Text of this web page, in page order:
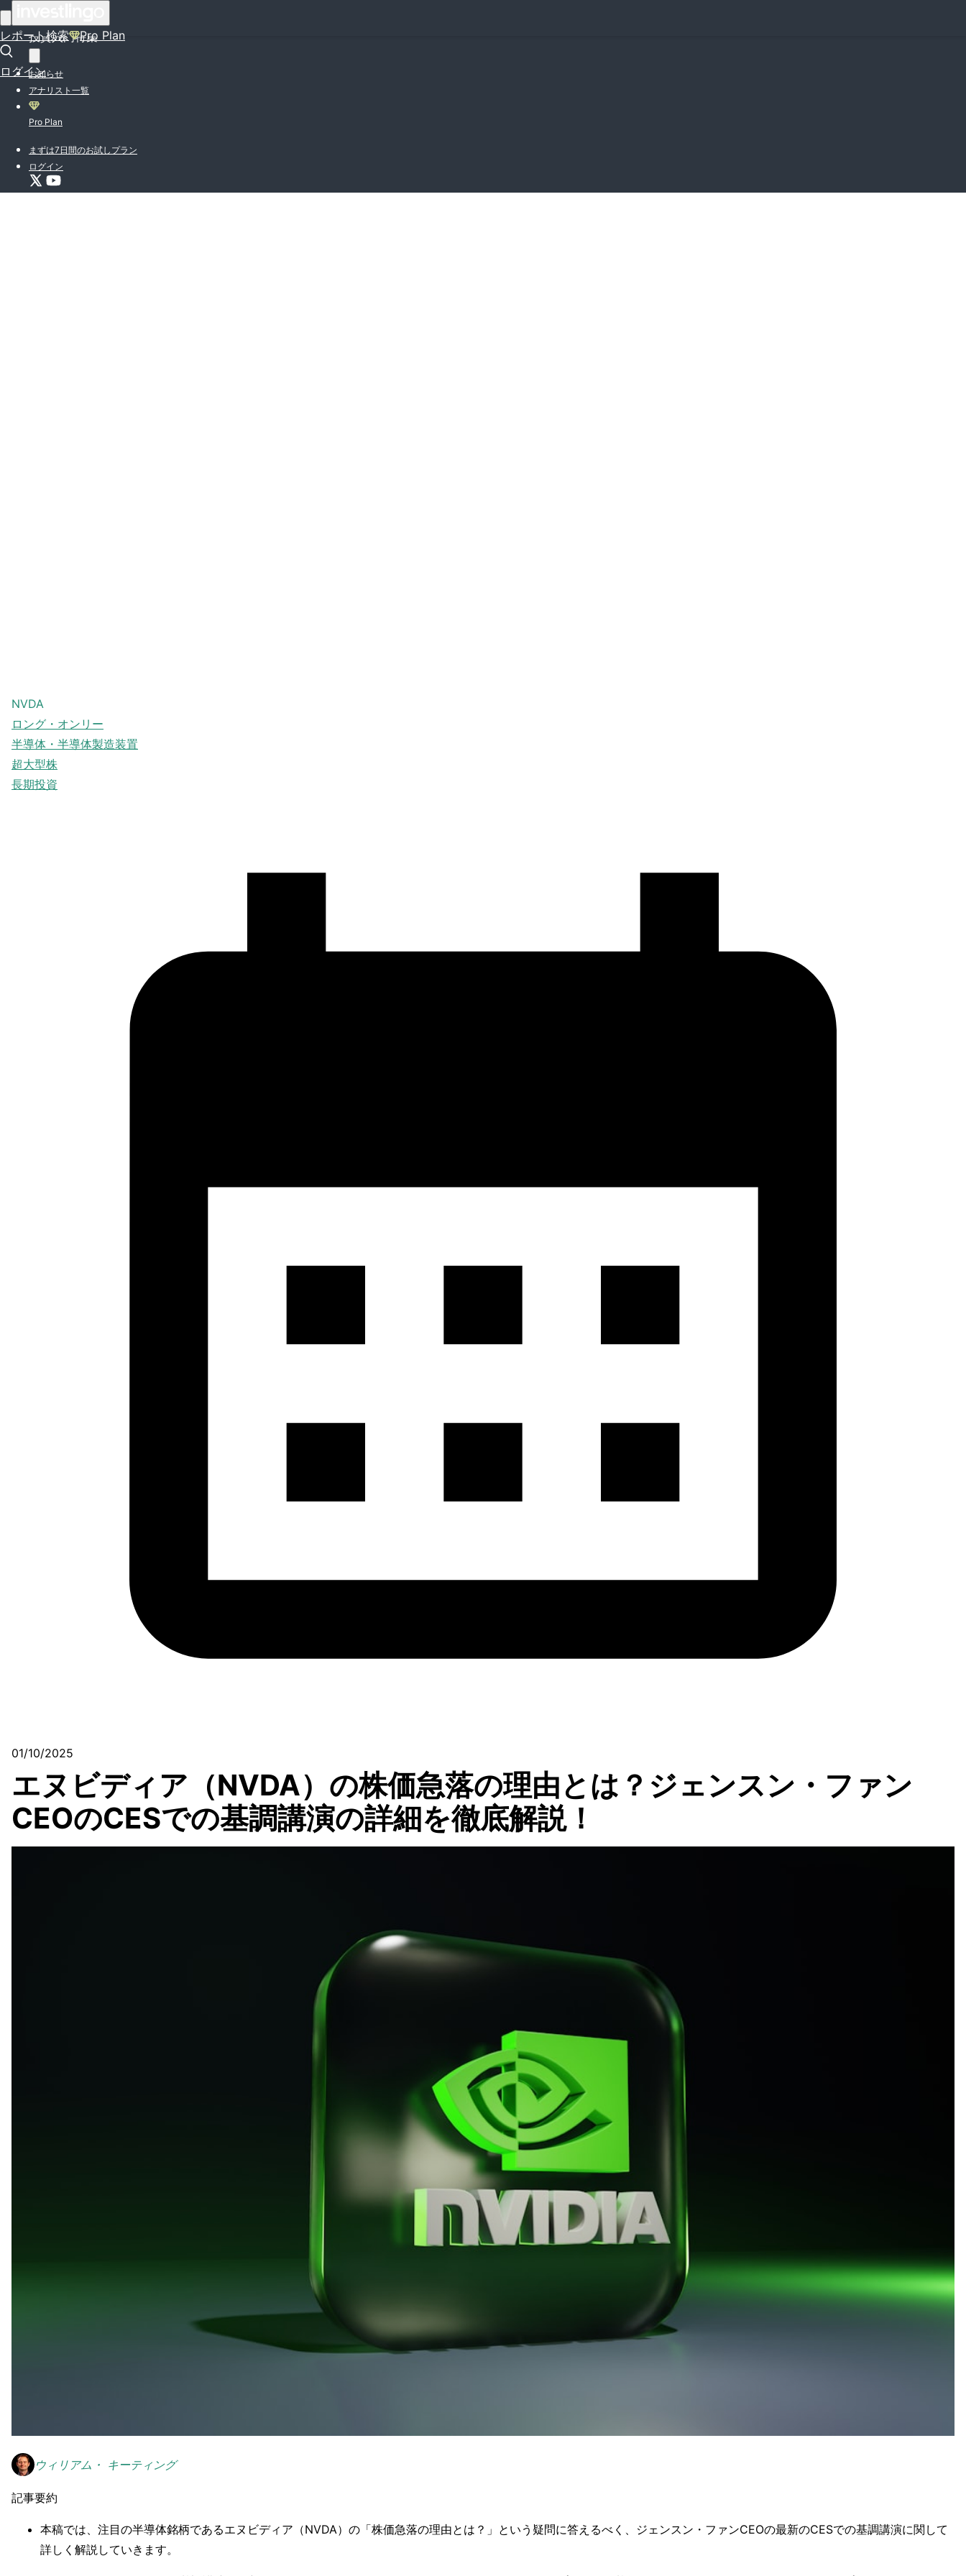
レポート検索 Pro Plan
ログイン
投資入門特集
お知らせ
アナリスト一覧
Pro Plan
まずは7日間のお試しプラン
ログイン
NVDA
ロング・オンリー
半導体・半導体製造装置
超大型株
長期投資
01/10/2025
エヌビディア（NVDA）の株価急落の理由とは？ジェンスン・ファン
CEOのCESでの基調講演の詳細を徹底解説！
ウィリアム・ キーティング
記事要約
本稿では、注目の半導体銘柄であるエヌビディア（NVDA）の「株価急落の理由とは？」という疑問に答えるべく、ジェンスン・ファンCEOの最新のCESでの基調講演に関して
詳しく解説していきます。